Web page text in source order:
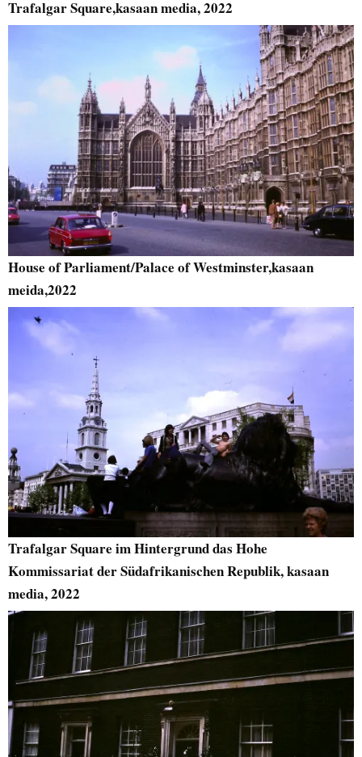
Trafalgar Square,kasaan media, 2022
House of Parliament/Palace of Westminster,kasaan
meida,2022
Trafalgar Square im Hintergrund das Hohe
Kommissariat der Südafrikanischen Republik, kasaan
media, 2022